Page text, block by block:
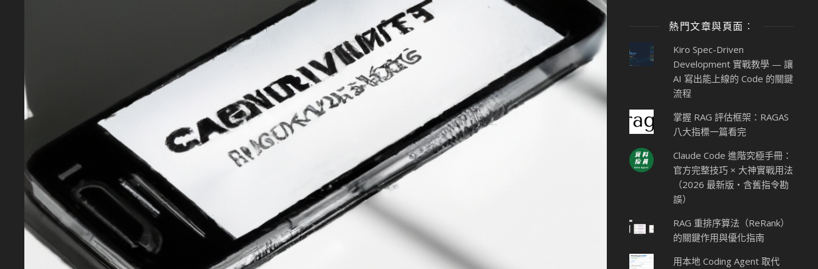
熱門文章與頁面︰
Kiro Spec-Driven
Development 實戰教學 — 讓
AI 寫出能上線的 Code 的關鍵
流程
掌握 RAG 評估框架：RAGAS
八大指標一篇看完
Claude Code 進階究極手冊：
官方完整技巧 × 大神實戰用法
（2026 最新版・含舊指令勘
誤）
RAG 重排序算法（ReRank）
的關鍵作用與優化指南
用本地 Coding Agent 取代